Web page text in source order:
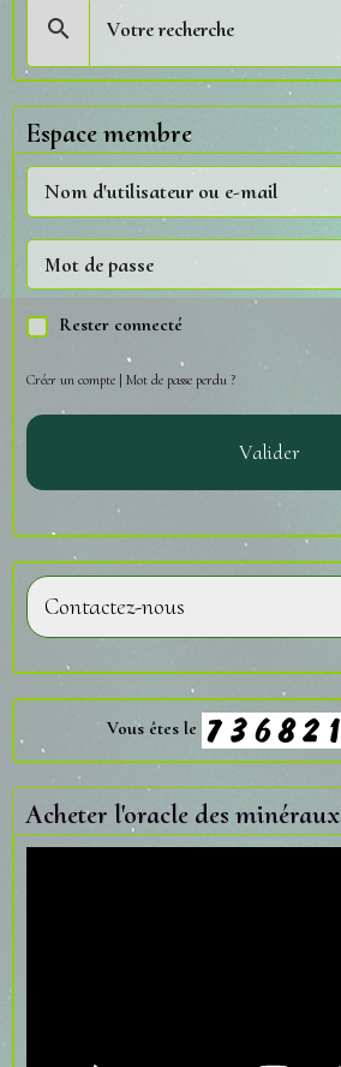
Espace membre
Rester connecté
Créer un compte | Mot de passe perdu ?
Valider
Contactez-nous
Vous êtes le
Acheter l'oracle des minéraux